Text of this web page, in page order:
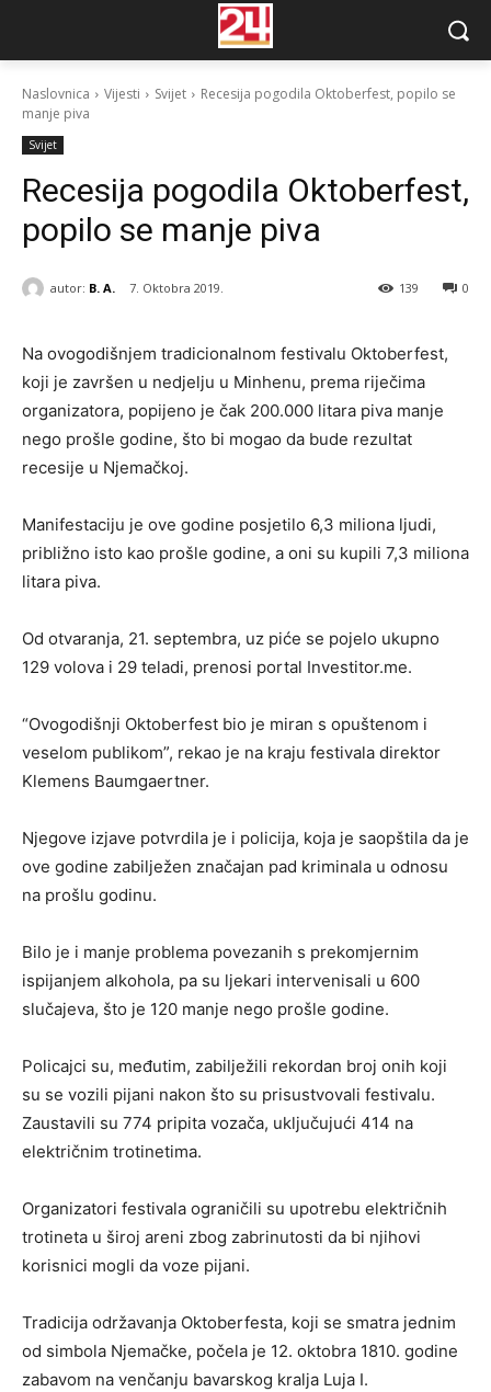
Naslovnica Vijesti Svijet
Recesija pogodila Oktoberfest, popilo se
manje piva
Svijet
Recesija pogodila Oktoberfest,
popilo se manje piva
autor: B. A. 7. Oktobra 2019. 0
139
Na ovogodišnjem tradicionalnom festivalu Oktoberfest,
koji je završen u nedjelju u Minhenu, prema riječima
organizatora, popijeno je čak 200.000 litara piva manje
nego prošle godine, što bi mogao da bude rezultat
recesije u Njemačkoj.
Manifestaciju je ove godine posjetilo 6,3 miliona ljudi,
približno isto kao prošle godine, a oni su kupili 7,3 miliona
litara piva.
Od otvaranja, 21. septembra, uz piće se pojelo ukupno
129 volova i 29 teladi, prenosi portal Investitor.me.
“Ovogodišnji Oktoberfest bio je miran s opuštenom i
veselom publikom”, rekao je na kraju festivala direktor
Klemens Baumgaertner.
Njegove izjave potvrdila je i policija, koja je saopštila da je
ove godine zabilježen značajan pad kriminala u odnosu
na prošlu godinu.
Bilo je i manje problema povezanih s prekomjernim
ispijanjem alkohola, pa su ljekari intervenisali u 600
slučajeva, što je 120 manje nego prošle godine.
Policajci su, međutim, zabilježili rekordan broj onih koji
su se vozili pijani nakon što su prisustvovali festivalu.
Zaustavili su 774 pripita vozača, uključujući 414 na
električnim trotinetima.
Organizatori festivala ograničili su upotrebu električnih
trotineta u široj areni zbog zabrinutosti da bi njihovi
korisnici mogli da voze pijani.
Tradicija održavanja Oktoberfesta, koji se smatra jednim
od simbola Njemačke, počela je 12. oktobra 1810. godine
zabavom na venčanju bavarskog kralja Luja I.